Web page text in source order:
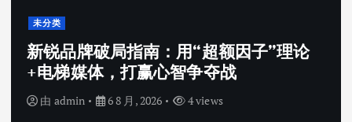
未分类
新锐品牌破局指南：用“超额因子”理论
+电梯媒体，打赢心智争夺战
由 admin 6 8 月, 2026 4 views